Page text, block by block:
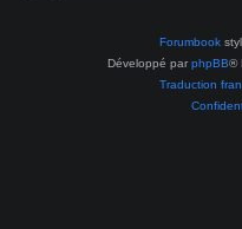
Forumbook
Développé par phpBB®
Traduction